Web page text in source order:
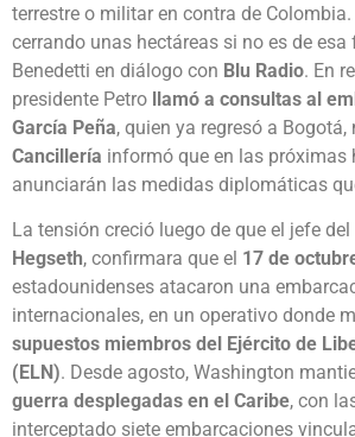
terrestre o militar en contra de
cerrando unas hectáreas si no es de esa
Benedetti en diálogo con Blu Radio. En
presidente Petro llamó a consultas al
García Peña, quien ya regresó a Bogotá,
Cancillería informó que en las próximas
anunciarán las medidas diplomáticas
La tensión creció luego de que el jefe
Hegseth, confirmara que el 17 de
estadounidenses atacaron una
internacionales, en un operativo donde
supuestos miembros del Ejército de
(ELN). Desde agosto, Washington
guerra desplegadas en el Caribe, con
interceptado siete embarcaciones